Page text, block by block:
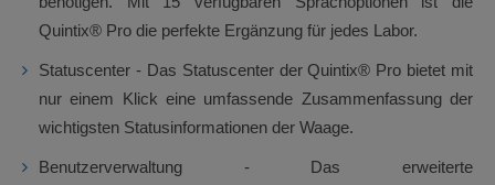
Quintix® Pro die perfekte Ergänzung für jedes Labor.
Statuscenter - Das Statuscenter der Quintix® Pro bietet mit
nur einem Klick eine umfassende Zusammenfassung der
wichtigsten Statusinformationen der Waage.
Benutzerverwaltung - Das erweiterte